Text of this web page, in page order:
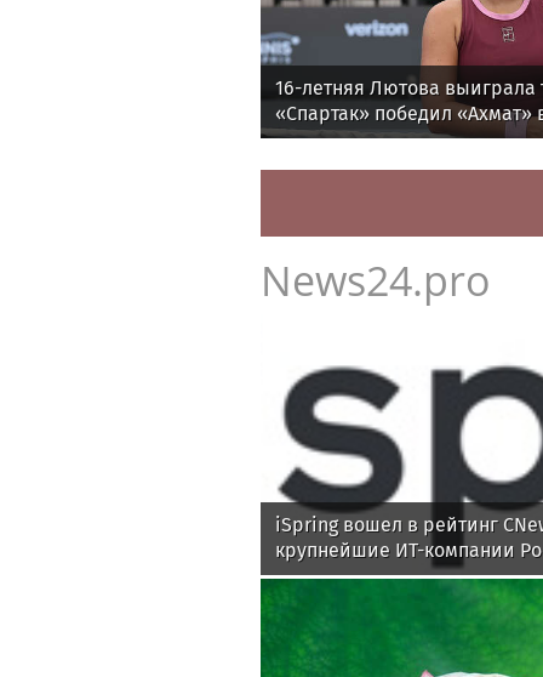
16-летняя Лютова выиграла
«Спартак» победил «Ахмат»
утру
News24.pro
iSpring вошел в рейтинг
крупнейшие ИТ-компании